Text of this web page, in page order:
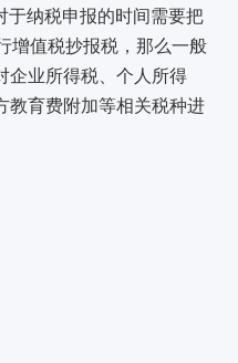
于纳税申报的时间需要把
增值税抄报税，那么一般
企业所得税、个人所得
教育费附加等相关税种进